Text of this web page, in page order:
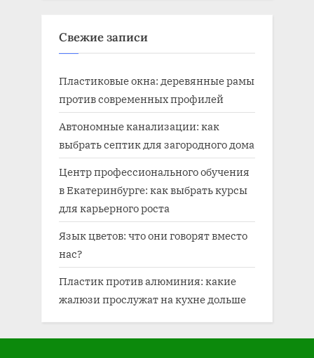
Свежие записи
Пластиковые окна: деревянные рамы
против современных профилей
Автономные канализации: как
выбрать септик для загородного дома
Центр профессионального обучения
в Екатеринбурге: как выбрать курсы
для карьерного роста
Язык цветов: что они говорят вместо
нас?
Пластик против алюминия: какие
жалюзи прослужат на кухне дольше